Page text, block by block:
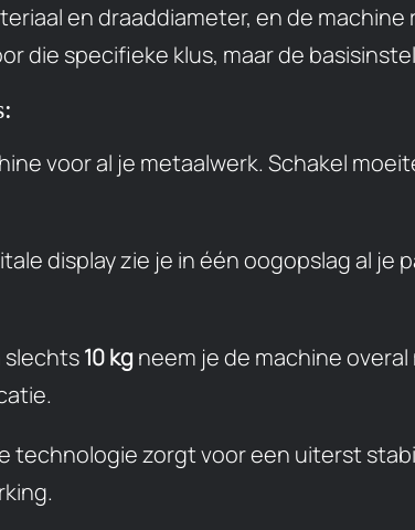
en draaddiameter, en de
die specifieke klus, maar de
voor al je metaalwerk. Schakel
display zie je in één oogopslag al je
slechts10 kg neem je de machine
technologie zorgt voor een uiterst